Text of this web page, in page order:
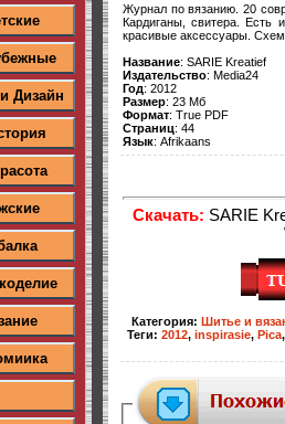
Дизайн
Журнал по вязанию. 20
Кардиганы, свитера.
красивые аксессуары.
Название: SARIE Kreatief
Издательство: Media24
Год: 2012
Размер: 23 Мб
Формат: True PDF
Страниц: 44
Язык: Afrikaans
Скачать: SARIE
Категория: Шитье и
Теги: 2012, inspirasie, Pica